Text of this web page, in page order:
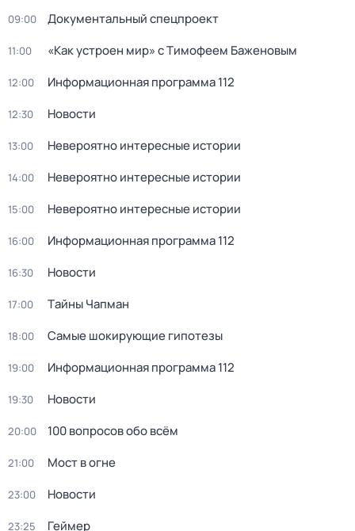
09:00 Документальный спецпроект
11:00 «Как устроен мир» с Тимофеем Баженовым
12:00 Информационная программа 112
12:30 Новости
13:00 Невероятно интересные истории
14:00 Невероятно интересные истории
15:00 Невероятно интересные истории
16:00 Информационная программа 112
16:30 Новости
17:00 Тaйны Чапман
18:00 Самые шoкиpующие гипотезы
19:00 Информационная программа 112
19:30 Новости
20:00 100 вопросов обо всём
21:00 Мост в огне
23:00 Новости
23:25 Геймер